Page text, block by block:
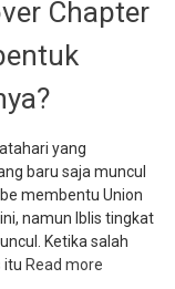
Chapter
yang
baru saja muncul
membentu Union
namun Iblis tingkat
Ketika salah
itu Read more